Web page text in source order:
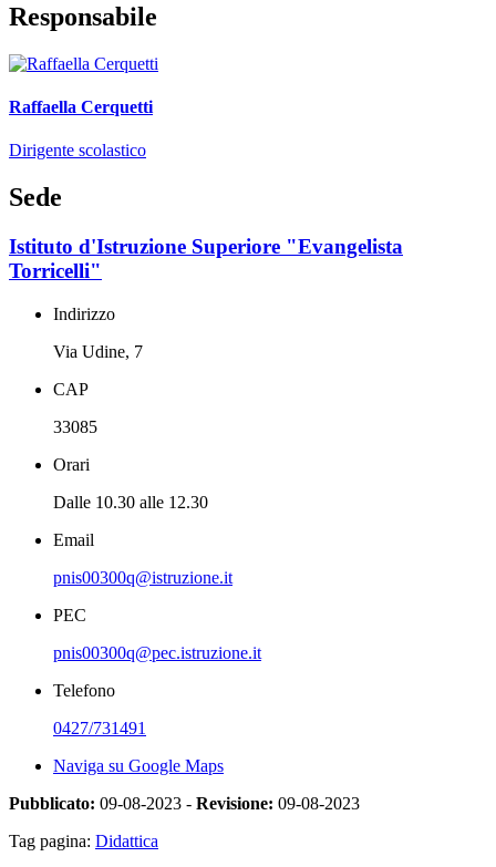
Responsabile
Raffaella Cerquetti
Dirigente scolastico
Sede
Istituto d'Istruzione Superiore "Evangelista
Torricelli"
Indirizzo
Via Udine, 7
CAP
33085
Orari
Dalle 10.30 alle 12.30
Email
pnis00300q@istruzione.it
PEC
pnis00300q@pec.istruzione.it
Telefono
0427/731491
Naviga su Google Maps
Pubblicato: 09-08-2023 - Revisione: 09-08-2023
Tag pagina: Didattica